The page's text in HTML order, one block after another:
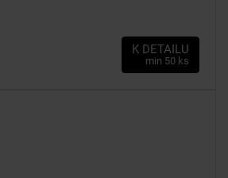
K DETAILU
min 50 ks